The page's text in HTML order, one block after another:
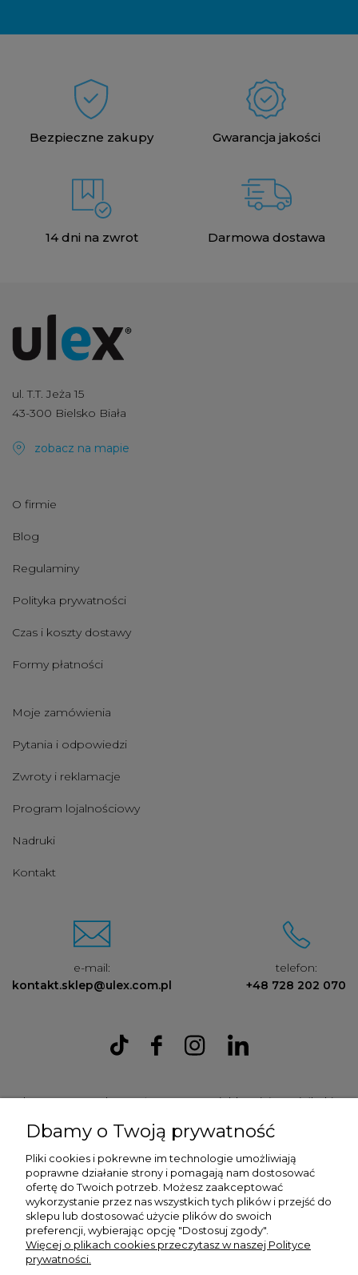
Bezpieczne zakupy Gwarancja jakości
14 dni na zwrot Darmowa dostawa
ul. T.T. Jeża 15
43-300 Bielsko Biała
zobacz na mapie
O firmie
Blog
Regulaminy
Polityka prywatności
Czas i koszty dostawy
Formy płatności
Moje zamówienia
Pytania i odpowiedzi
Zwroty i reklamacje
Program lojalnościowy
Nadruki
Kontakt
e-mail:
kontakt.sklep@ulex.com.pl
telefon:
+48 728 202 070
Ulex Sp. z O.O. , ul. T.T. Jeża 15, 43-300 Bielsko Biała, woj. śląskie,
9372470787
Dbamy o Twoją prywatność
Pliki cookies i pokrewne im technologie umożliwiają
poprawne działanie strony i pomagają nam dostosować
ofertę do Twoich potrzeb. Możesz zaakceptować
wykorzystanie przez nas wszystkich tych plików i przejść do
sklepu lub dostosować użycie plików do swoich
preferencji, wybierając opcję "Dostosuj zgody".
Więcej o plikach cookies przeczytasz w naszej Polityce
prywatności.